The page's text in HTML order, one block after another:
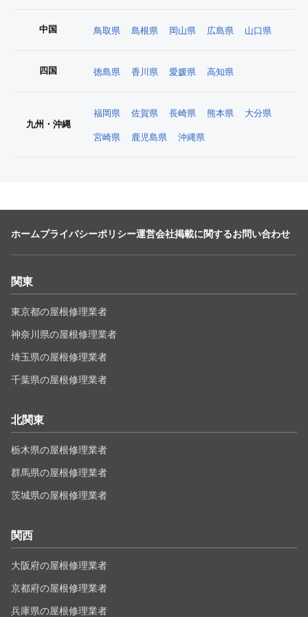
中国 鳥取県 島根県 岡山県 広島県 山口県
四国 徳島県 香川県 愛媛県 高知県
九州・沖縄
福岡県 佐賀県 長崎県 熊本県 大分県
宮崎県 鹿児島県 沖縄県
ホームプライバシーポリシー運営会社掲載に関するお問い合わせ
関東
東京都の屋根修理業者
神奈川県の屋根修理業者
埼玉県の屋根修理業者
千葉県の屋根修理業者
北関東
栃木県の屋根修理業者
群馬県の屋根修理業者
茨城県の屋根修理業者
関西
大阪府の屋根修理業者
京都府の屋根修理業者
兵庫県の屋根修理業者